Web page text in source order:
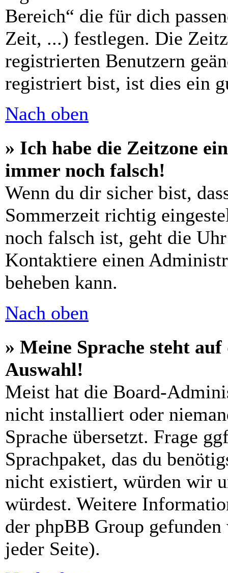
Bereich“ die für dich
Zeit, ...) festlegen. Die
registrierten Benutzern
registriert bist, ist dies ein
Nach oben
» Ich habe die Zeitzone
immer noch falsch!
Wenn du dir sicher bist,
Sommerzeit richtig
noch falsch ist, geht die
Kontaktiere einen
beheben kann.
Nach oben
» Meine Sprache steht
Auswahl!
Meist hat die Board-
nicht installiert oder
Sprache übersetzt. Frage
Sprachpaket, das du
nicht existiert, würden wir
würdest. Weitere
der phpBB Group
jeder Seite).